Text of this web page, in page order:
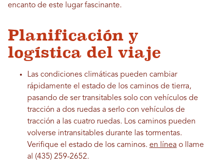
encanto de este lugar fascinante.
Planificación y
logística del viaje
Las condiciones climáticas pueden cambiar
rápidamente el estado de los caminos de tierra,
pasando de ser transitables solo con vehículos de
tracción a dos ruedas a serlo con vehículos de
tracción a las cuatro ruedas. Los caminos pueden
volverse intransitables durante las tormentas.
Verifique el estado de los caminos. en línea o llame
al (435) 259-2652.